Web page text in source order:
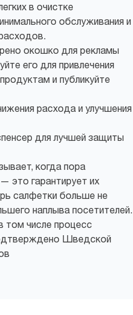
в очистке
обслуживания и
окошко для рекламы
его для привлечения
и публикуйте
расхода и улучшения
для лучшей защиты
когда пора
это гарантирует их
салфетки больше не
наплыва посетителей.
том числе процесс
Шведской